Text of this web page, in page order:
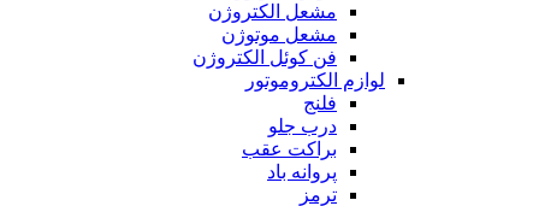
مشعل الکتروژن
مشعل موتوژن
فن کوئل الکتروژن
لوازم الکتروموتور
فلنج
درب جلو
براکت عقب
پروانه باد
ترمز